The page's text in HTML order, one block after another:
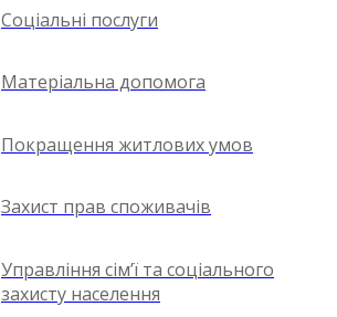
Соціальні послуги
Матеріальна допомога
Покращення житлових умов
Захист прав споживачів
Управління сім’ї та соціального
захисту населення